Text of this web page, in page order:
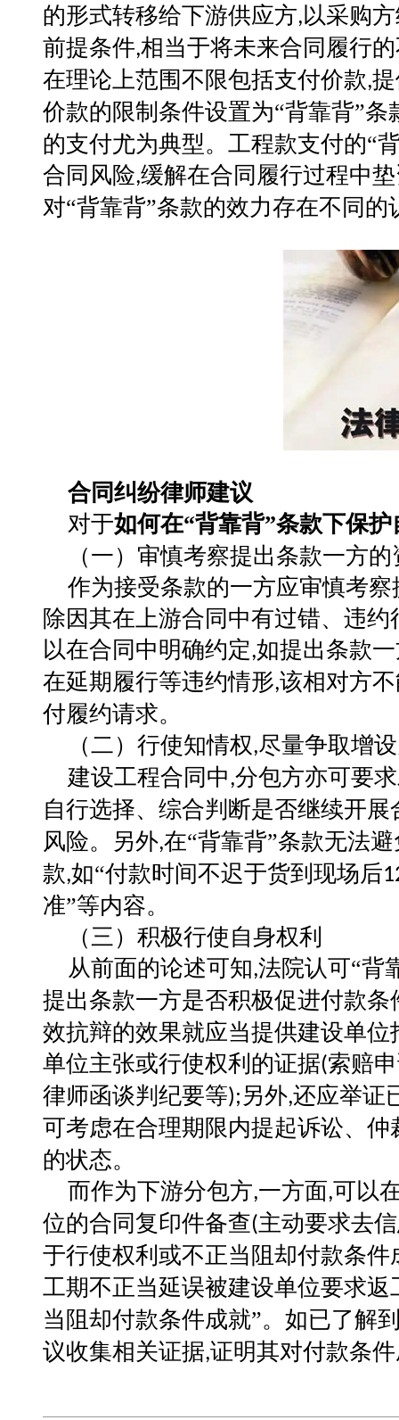
的形式转移给下游供应方,以采购
前提条件,相当于将未来合同履行
在理论上范围不限包括支付价款,
价款的限制条件设置为“背靠背”条
的支付尤为典型。工程款支付的“
合同风险,缓解在合同履行过程中
对“背靠背”条款的效力存在不同的
合同纠纷律师建议
对于如何在“背靠背”条款下保护
（一） 审慎考察提出条款一方
作为接受条款的一方应审慎考
除因其在上游合同中有过错、违
以在合同中明确约定,如提出条款
在延期履行等违约情形,该相对方
付履约请求。
（二） 行使知情权,尽量争取增
建设工程合同中,分包方亦可要
自行选择、综合判断是否继续开展
风险。另外,在“背靠背”条款无法
款,如“付款时间不迟于货到现场后
准”等内容。
（ 三 ） 积极行使自身权利
从前面的论述可知,法院认可“背
提出条款一方是否积极促进付款条
效抗辩的效果就应当提供建设单
单位主张或行使权利的证据(索赔
律师函谈判纪要等);另外,还应举证
可考虑在合理期限内提起诉讼、仲
的状态。
而作为下游分包方,一方面,可以
位的合同复印件备查(主动要求去
于行使权利或不正当阻却付款条件
工期不正当延误被建设单位要求
当阻却付款条件成就”。如已了解
议收集相关证据,证明其对付款条